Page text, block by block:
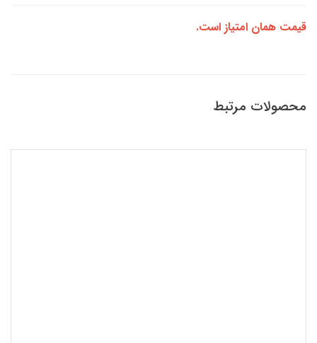
قیمت همان امتیاز است.
محصولات مرتبط